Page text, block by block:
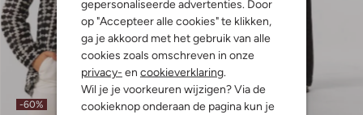
gepersonaliseerde advertenties. Door
op "Accepteer alle cookies" te klikken,
ga je akkoord met het gebruik van alle
cookies zoals omschreven in onze
privacy- en cookieverklaring
Wil je je voorkeuren wijzigen? Via de
cookieknop onderaan de pagina kun je
-60% -30%